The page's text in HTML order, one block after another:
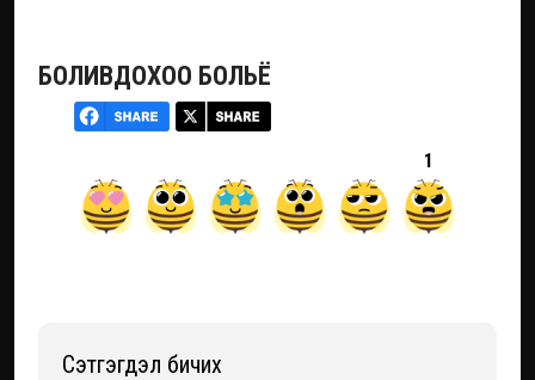
БОЛИВДОХОО БОЛЬЁ
1
Сэтгэгдэл бичих